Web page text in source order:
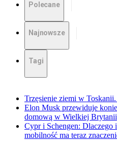
Polecane
Najnowsze
Tagi
Trzęsienie ziemi w
Elon Musk przewiduje
domową w Wielkiej Brytanii
Cypr i Schengen: Dlaczego
mobilność ma teraz